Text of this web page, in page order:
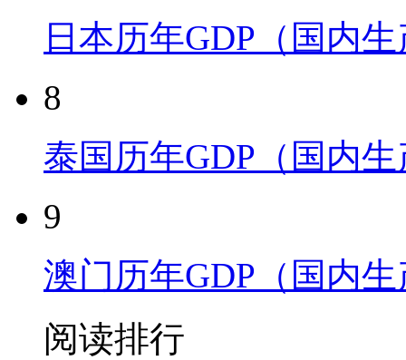
日本历年GDP（国内
8
泰国历年GDP（国内
9
澳门历年GDP（国内
阅读排行